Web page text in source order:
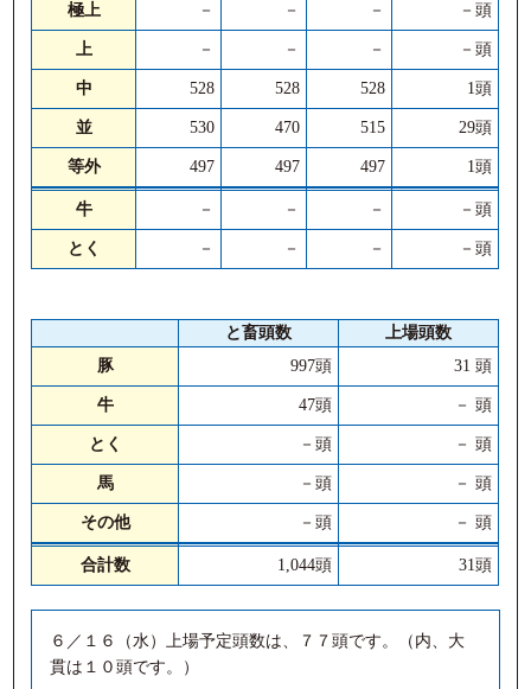
極上
－ － － －頭
上 － － － －頭
中 528 528 528 1頭
並 530 470 515 29頭
等外 497 497 497 1頭
牛 － － － －頭
とく － － － －頭
と畜頭数
上場頭数
豚
997頭 31 頭
牛 47頭 － 頭
とく －頭 － 頭
馬 －頭 － 頭
その他 －頭 － 頭
合計数 1,044頭 31頭
６／１６（水）上場予定頭数は、７７頭です。（内、大
貫は１０頭です。）